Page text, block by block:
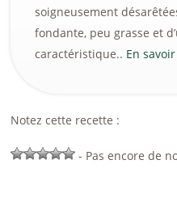
soigneusement
fondante, peu grasse et
caractéristique.. En
Notez cette recette :
- Pas encore de